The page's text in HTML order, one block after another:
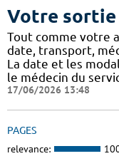
Votre sortie
Tout comme votre
date, transport,
La date et les
le médecin du
17/06/2026 13:48
PAGES
relevance: